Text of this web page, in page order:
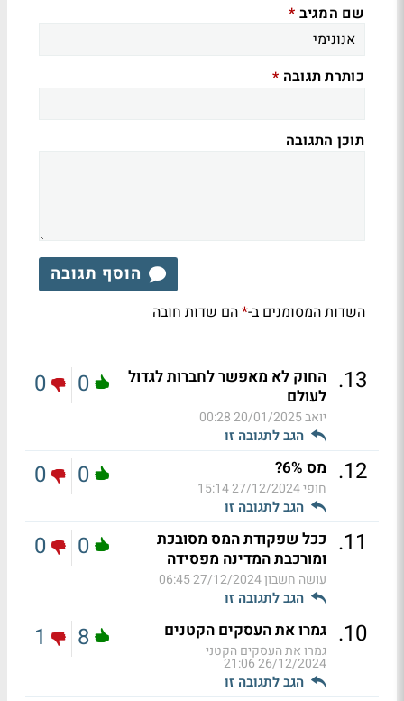
שם המגיב *
כותרת תגובה *
תוכן התגובה
הוסף תגובה
השדות המסומנים ב-*הם שדות חובה
13
. החוק לא מאפשר לחברות לגדול
לעולם
יואב20/01/2025 00:28
הגב לתגובה זו
0
0
12
. מס 6%?
חופי27/12/2024 15:14
הגב לתגובה זו
0
0
11
. ככל שפקודת המס מסובכת
ומורכבת המדינה מפסידה
עושה חשבון27/12/2024 06:45
הגב לתגובה זו
0
0
10
. גמרו את העסקים הקטנים
גמרו את העסקים הקטני
26/12/2024 21:06
הגב לתגובה זו
8
1